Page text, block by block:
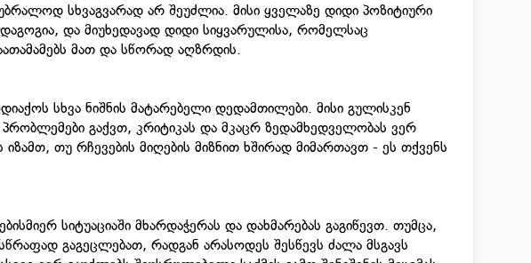
სხვაგვარად არ შეუძლია. მისი ყველაზე დიდი პოზიტიური
და მიუხედავად დიდი სიყვარულისა, რომელსაც
მათ და სწორად აღზრდის.
სხვა ნიშნის მატარებელი დედამთილები. მისი გულისკენ
გაქვთ, კრიტიკას და მკაცრ ზედამხედველობას ვერ
თუ რჩევების მიღების მიზნით ხშირად მიმართავთ - ეს თქვენს
სიტუაციაში მხარდაჭერას და დახმარებას გაგიწევთ. თუმცა,
გაგეცლებათ, რადგან არასოდეს შესწევს ძალა მსგავს